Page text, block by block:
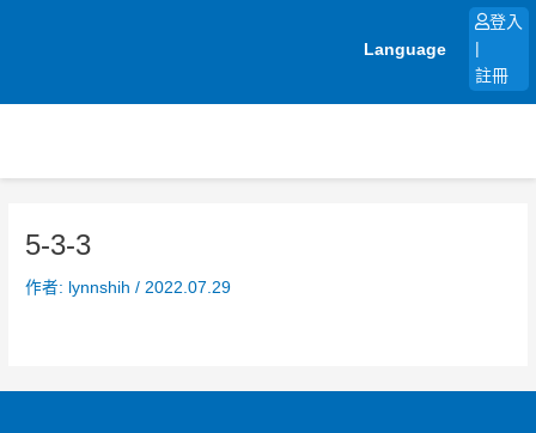
Language
登入
註冊
5-3-3
作者: lynnshih/ 2022.07.29